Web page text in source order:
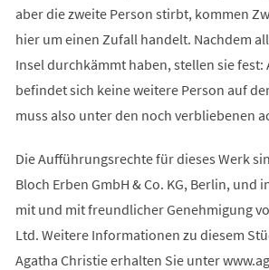
aber die zweite Person stirbt, kommen
hier um einen Zufall handelt. Nachdem
Insel durchkämmt haben, stellen sie fest:
befindet sich keine weitere Person auf
muss also unter den noch verbliebenen
Die Aufführungsrechte für dieses Werk
Bloch Erben GmbH & Co. KG, Berlin, und
mit und mit freundlicher Genehmigung
Ltd. Weitere Informationen zu diesem
Agatha Christie erhalten Sie unter